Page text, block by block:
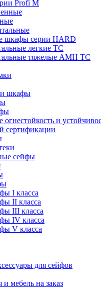
Profi M
шкафы серии HARD
легкие ТС
тяжелые AMH TC
шкафы
и
сертификации
сейфы
I класса
II класса
III класса
IV класса
V класса
для сейфов
мебель на заказ